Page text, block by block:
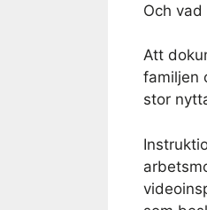
Och
Att
familjen
stor